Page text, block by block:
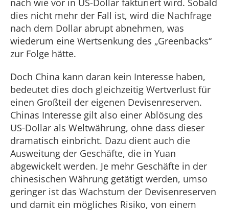
nach wie vor in US-Dollar fakturiert wird. Sobald
dies nicht mehr der Fall ist, wird die Nachfrage
nach dem Dollar abrupt abnehmen, was
wiederum eine Wertsenkung des „Greenbacks“
zur Folge hätte.
Doch China kann daran kein Interesse haben,
bedeutet dies doch gleichzeitig Wertverlust für
einen Großteil der eigenen Devisenreserven.
Chinas Interesse gilt also einer Ablösung des
US-Dollar als Weltwährung, ohne dass dieser
dramatisch einbricht. Dazu dient auch die
Ausweitung der Geschäfte, die in Yuan
abgewickelt werden. Je mehr Geschäfte in der
chinesischen Währung getätigt werden, umso
geringer ist das Wachstum der Devisenreserven
und damit ein mögliches Risiko, von einem